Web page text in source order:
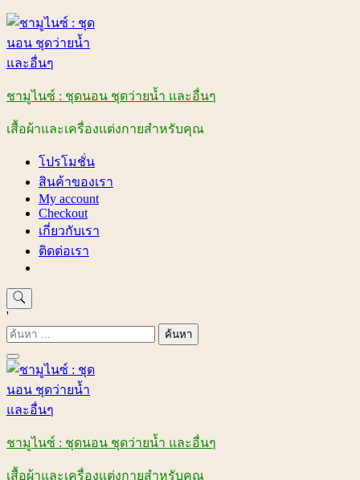
Skip
content
ชามูไนซ์ : ชุดนอน ชุดว่ายน้ำ และอื่นๆ
เสื้อผ้าและเครื่องแต่งกายสำหรับคุณ
โปรโมชั่น
สินค้าของเรา
My account
Checkout
เกี่ยวกับเรา
ติดต่อเรา
'
ค้นหา
สำหรับ:
ชามูไนซ์ : ชุดนอน ชุดว่ายน้ำ และอื่นๆ
เสื้อผ้าและเครื่องแต่งกายสำหรับคุณ